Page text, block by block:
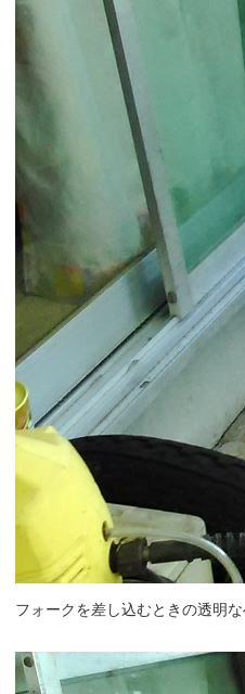
フォークを差し込むときの透明